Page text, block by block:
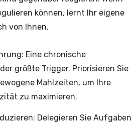
können, lernt Ihr eigene
von Ihnen.
Eine chronische
größte Trigger. Priorisieren Sie
Mahlzeiten, um Ihre
zu maximieren.
Delegieren Sie Aufgaben